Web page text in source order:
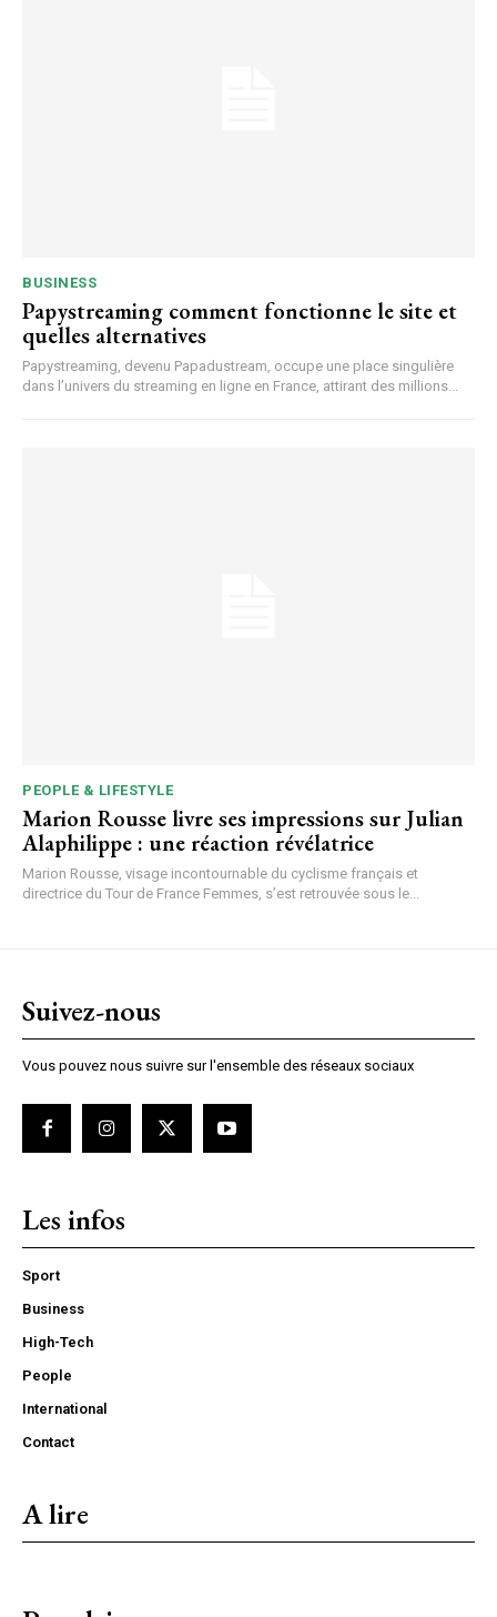
BUSINESS
Papystreaming comment fonctionne le site et
quelles alternatives
Papystreaming, devenu Papadustream, occupe une place singulière
dans l’univers du streaming en ligne en France, attirant des millions...
PEOPLE & LIFESTYLE
Marion Rousse livre ses impressions sur Julian
Alaphilippe : une réaction révélatrice
Marion Rousse, visage incontournable du cyclisme français et
directrice du Tour de France Femmes, s’est retrouvée sous le...
Suivez-nous
Vous pouvez nous suivre sur l'ensemble des réseaux sociaux
Les infos
Sport
Business
High-Tech
People
International
Contact
A lire